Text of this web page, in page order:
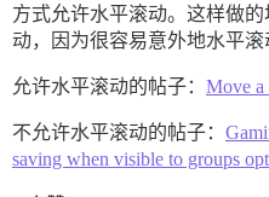
方式允许水平滚动。这样做
动，因为很容易意外地水平滚
允许水平滚动的帖子： Move a
不允许水平滚动的帖子：
saving when visible to groups